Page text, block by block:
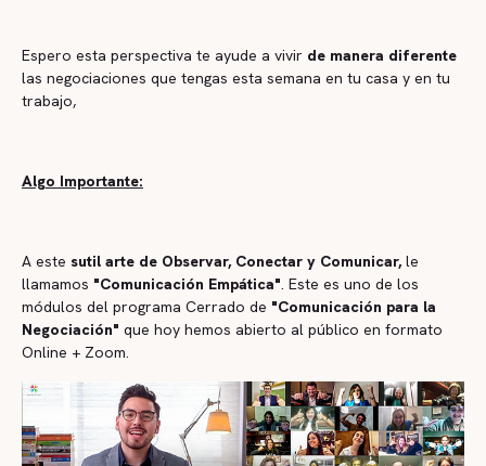
Espero esta perspectiva te ayude a vivir de manera diferente
las negociaciones que tengas esta semana en tu casa y en tu
trabajo,
Algo Importante:
A este sutil arte de Observar, Conectar y Comunicar,le
llamamos "Comunicación Empática" . Este es uno de los
módulos del programa Cerrado de "Comunicación para la
Negociación" que hoy hemos abierto al público en formato
Online + Zoom.